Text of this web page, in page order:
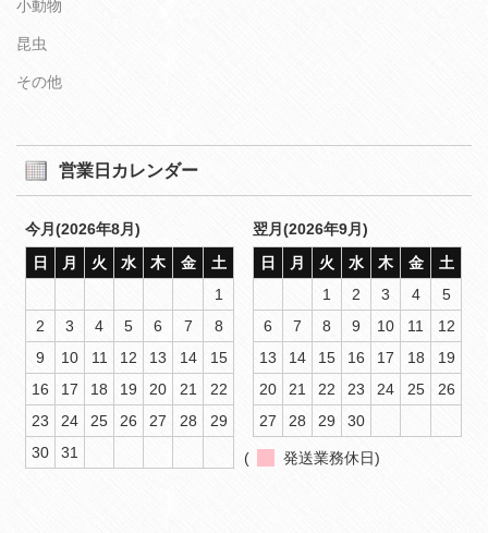
小動物
昆虫
その他
営業日カレンダー
今月(2026年8月)
日
月 火 水 木 金
土
1
2
3 4 5 6 7
8
9
10 11 12 13 14
15
16
17 18 19 20 21
22
23
24 25 26 27 28
29
30
31
翌月(2026年9月)
日
月 火 水 木 金
土
1
2 3 4
5
6
7 8 9 10 11
12
13
14 15 16 17 18
19
20
21 22 23 24 25
26
27
28 29 30
( 発送業務休日)